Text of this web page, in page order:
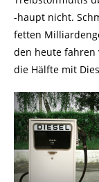
-haupt nicht.
fetten
den heute fahren
die Hälfte mit